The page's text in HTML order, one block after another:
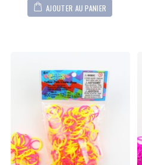
AJOUTER AU PANIER